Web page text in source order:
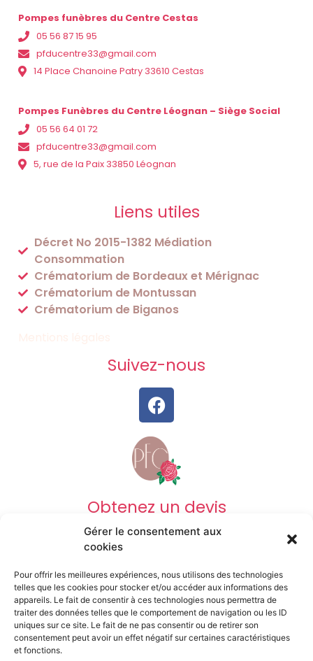
Gérer le consentement aux
cookies
Pour offrir les meilleures expériences, nous utilisons des technologies
telles que les cookies pour stocker et/ou accéder aux informations des
appareils. Le fait de consentir à ces technologies nous permettra de
traiter des données telles que le comportement de navigation ou les ID
uniques sur ce site. Le fait de ne pas consentir ou de retirer son
consentement peut avoir un effet négatif sur certaines caractéristiques
et fonctions.
Pompes funèbres du Centre Cestas
05 56 87 15 95
pfducentre33@gmail.com
14 Place Chanoine Patry 33610 Cestas
Pompes Funèbres du Centre Léognan – Siège Social
05 56 64 01 72
pfducentre33@gmail.com
5, rue de la Paix 33850 Léognan
Liens utiles
Décret No 2015-1382 Médiation
Consommation
Crématorium de Bordeaux et Mérignac
Crématorium de Montussan
Crématorium de Biganos
Suivez-nous
Obtenez un devis
DEVIS OBSÈQUES
DEVIS PRÉVOYANCE
DEVIS MARBRERIE